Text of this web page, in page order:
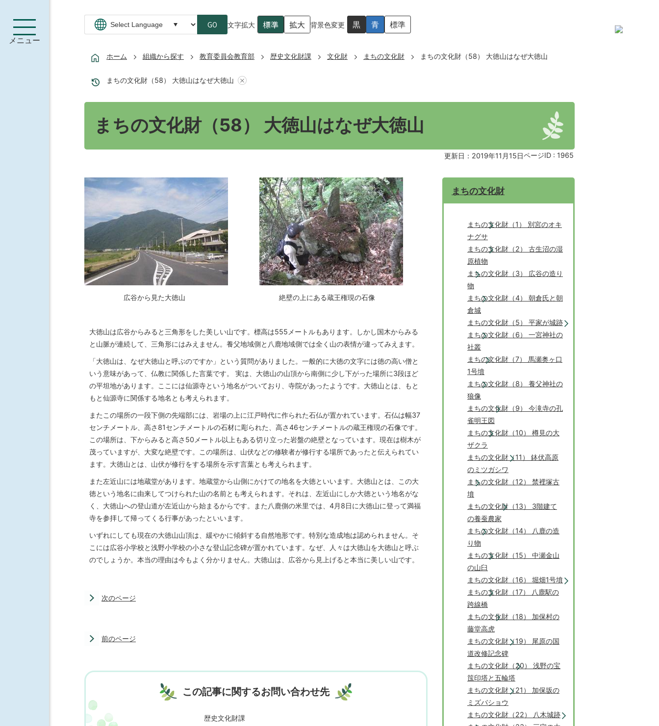
メニュー
GO 文字拡大 標準 拡大 背景色変更 黒 青 標準
ホーム 組織から探す 教育委員会教育部 歴史文化財課 文化財 まちの文化財 まちの文化財（58） 大徳山はなぜ大徳山
まちの文化財（58） 大徳山はなぜ大徳山
まちの文化財（58） 大徳山はなぜ大徳山
更新日：2019年11月15日ページID : 1965
広谷から見た大徳山 絶壁の上にある蔵王権現の石像
大徳山は広谷からみると三角形をした美しい山です。標高は555メートルもあります。しかし国木からみる
と山脈が連続して、三角形にはみえません。養父地域側と八鹿地域側では全く山の表情が違ってみえます。
「大徳山は、なぜ大徳山と呼ぶのですか」という質問がありました。一般的に大徳の文字には徳の高い僧と
いう意味があって、仏教に関係した言葉です。 実は、大徳山の山頂から南側に少し下がった場所に3段ほど
の平坦地があります。ここには仙源寺という地名がついており、寺院があったようです。大徳山とは、もと
もと仙源寺に関係する地名とも考えられます。
またこの場所の一段下側の先端部には、岩場の上に江戸時代に作られた石仏が置かれています。石仏は幅37
センチメートル、高さ81センチメートルの石材に彫られた、高さ46センチメートルの蔵王権現の石像です。
この場所は、下からみると高さ50メートル以上もある切り立った岩盤の絶壁となっています。現在は樹木が
茂っていますが、大変な絶壁です。この場所は、山伏などの修験者が修行する場所であったと伝えられてい
ます。大徳山とは、山伏が修行をする場所を示す言葉とも考えられます。
また左近山には地蔵堂があります。地蔵堂から山側にかけての地名を大徳といいます。大徳山とは、この大
徳という地名に由来してつけられた山の名前とも考えられます。それは、左近山にしか大徳という地名がな
く、大徳山への登山道が左近山から始まるからです。また八鹿側の米里では、4月8日に大徳山に登って満福
寺を参拝して帰ってくる行事があったといいます。
いずれにしても現在の大徳山山頂は、緩やかに傾斜する自然地形です。特別な造成地は認められません。そ
こには広谷小学校と浅野小学校の小さな登山記念碑が置かれています。なぜ、人々は大徳山を大徳山と呼ぶ
のでしょうか。本当の理由は今もよく分かりません。大徳山は、広谷から見上げると本当に美しい山です。
次のページ
前のページ
この記事に関するお問い合わせ先
歴史文化財課
まちの文化財
まちの文化財（1） 別宮のオキ
ナグサ
まちの文化財（2） 古生沼の湿
原植物
まちの文化財（3） 広谷の造り
物
まちの文化財（4） 朝倉氏と朝
倉城
まちの文化財（5） 平家が城跡
まちの文化財（6） 一宮神社の
社叢
まちの文化財（7） 馬瀬奥ヶ口
1号墳
まちの文化財（8） 養父神社の
狼像
まちの文化財（9） 今滝寺の孔
雀明王図
まちの文化財（10） 樽見の大
ザクラ
まちの文化財（11） 鉢伏高原
のミツガシワ
まちの文化財（12） 禁裡塚古
墳
まちの文化財（13） 3階建て
の養蚕農家
まちの文化財（14） 八鹿の造
り物
まちの文化財（15） 中瀬金山
の山臼
まちの文化財（16） 堀畑1号墳
まちの文化財（17） 八鹿駅の
跨線橋
まちの文化財（18） 加保村の
藤堂高虎
まちの文化財（19） 尾原の国
道改修記念碑
まちの文化財（20） 浅野の宝
筺印塔と五輪塔
まちの文化財（21） 加保坂の
ミズバショウ
まちの文化財（22） 八木城跡